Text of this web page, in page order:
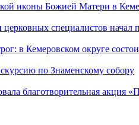
иконы Божией Матери в
церковных специалистов
в Кемеровском округе
по Знаменскому собору
благотворительная акция